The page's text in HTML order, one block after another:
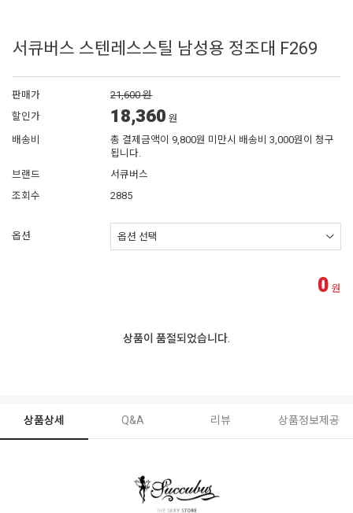
서큐버스 스텐레스스틸 남성용 정조대 F269
판매가
21,600 원
할인가
18,360 원
배송비
총 결제금액이 9,800원 미만시 배송비 3,000원이 청구
됩니다.
브랜드
서큐버스
조회수
2885
옵션
0 원
상품이 품절되었습니다.
상품상세 Q&A 리뷰 상품정보제공